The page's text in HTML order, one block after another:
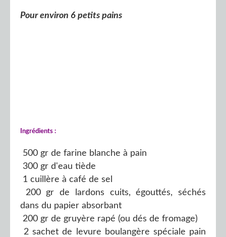
Pour environ 6 petits pains
Ingrédients :
500 gr de farine blanche à pain
300 gr d'eau tiède
1 cuillère à café de sel
200 gr de lardons cuits, égouttés, séchés
dans du papier absorbant
200 gr de gruyère rapé (ou dés de fromage)
2 sachet de levure boulangère spéciale pain